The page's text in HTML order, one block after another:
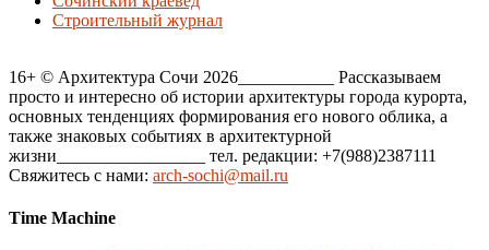
Строительный журнал
16+ © Архитектура Сочи 2026___________ Рассказываем
просто и интересно об истории архитектуры города курорта,
основных тенденциях формирования его нового облика, а
также знаковых событиях в архитектурной
жизни_________________ тел. редакции: +7(988)2387111
Свяжитесь с нами: arch-sochi@mail.ru
Time Machine